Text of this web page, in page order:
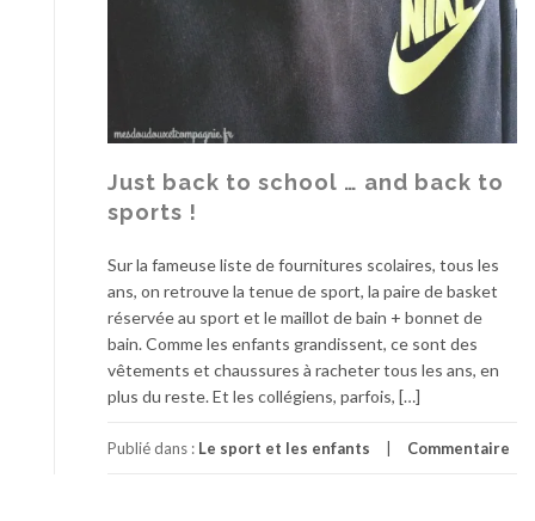
Just back to school … and back to
sports !
Sur la fameuse liste de fournitures scolaires, tous les
ans, on retrouve la tenue de sport, la paire de basket
réservée au sport et le maillot de bain + bonnet de
bain. Comme les enfants grandissent, ce sont des
vêtements et chaussures à racheter tous les ans, en
plus du reste. Et les collégiens, parfois, […]
Publié dans : Le sport et les enfants Commentaire